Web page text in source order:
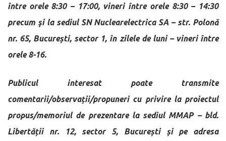
între orele 8:30 – 17:00, vineri între orele 8:30 – 14:30
precum şi la sediul SN Nuclearelectrica SA – str. Polonă
nr. 65, București, sector 1, în zilele de luni – vineri între
orele 8-16.
Publicul interesat poate transmite
comentarii/observații/propuneri cu privire la proiectul
propus/memoriul de prezentare la sediul MMAP – bld.
Libertății nr. 12, sector 5, București și pe adresa